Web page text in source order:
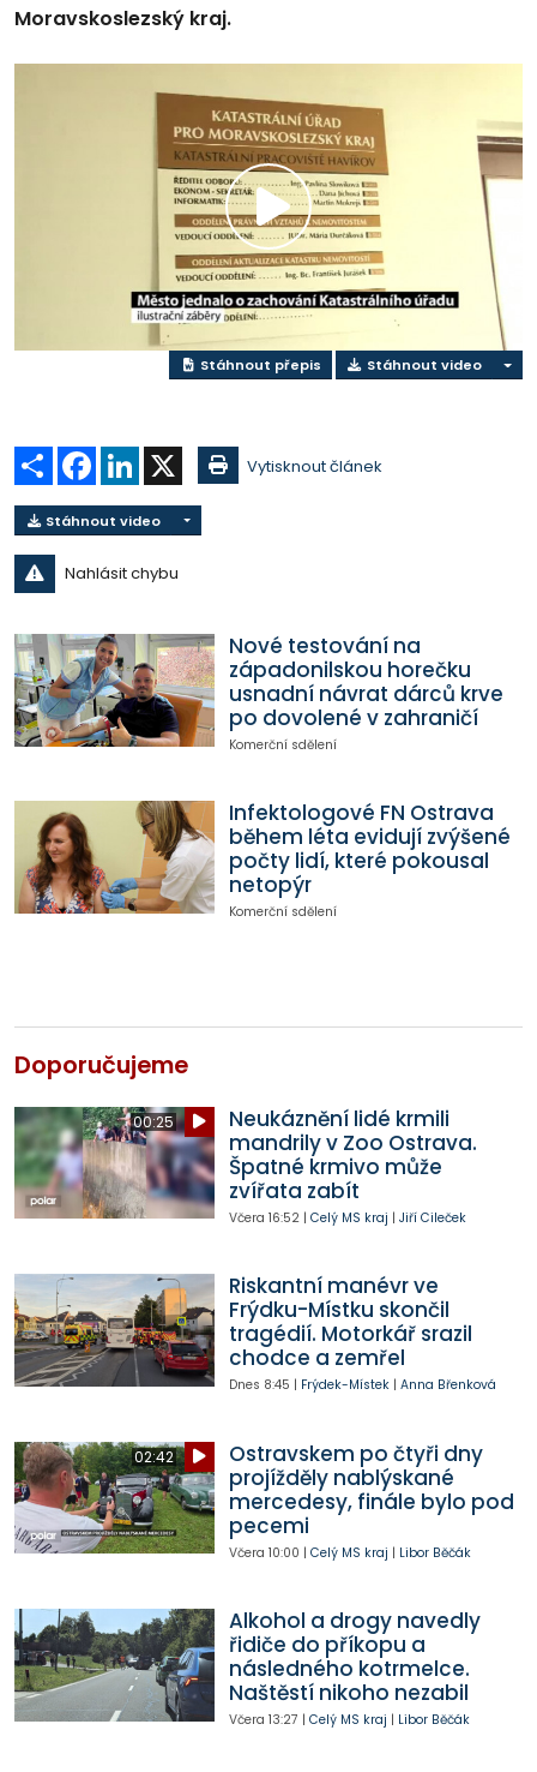
Moravskoslezský kraj.
Přehrát
video
Stáhnout přepis Stáhnout video
Sdílet Facebook
LinkedIn Vytisknout článek
Stáhnout video
Nahlásit chybu
Nové testování na
západonilskou horečku
usnadní návrat dárců krve
po dovolené v zahraničí
Komerční sdělení
Infektologové FN Ostrava
během léta evidují zvýšené
počty lidí, které pokousal
netopýr
Komerční sdělení
Doporučujeme
00:25
Neukáznění lidé krmili
mandrily v Zoo Ostrava.
Špatné krmivo může
zvířata zabít
Včera 16:52| Celý MS kraj | Jiří Cileček
Riskantní manévr ve
Frýdku-Místku skončil
tragédií. Motorkář srazil
chodce a zemřel
Dnes 8:45 | Frýdek-Místek| Anna Břenková
02:42
Ostravskem po čtyři dny
projížděly nablýskané
mercedesy, finále bylo pod
pecemi
Včera 10:00 | Celý MS kraj | Libor Běčák
Alkohol a drogy navedly
řidiče do příkopu a
následného kotrmelce.
Naštěstí nikoho nezabil
Včera 13:27 | Celý MS kraj | Libor Běčák